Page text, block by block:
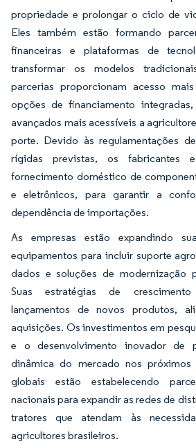
propriedade e prolongar o ciclo de
Eles também estão formando
financeiras e plataformas de
transformar os modelos
parcerias proporcionam acesso
opções de financiamento
avançados mais acessíveis a
porte. Devido às regulamentações
rígidas previstas, os fabricantes
fornecimento doméstico de
e eletrônicos, para garantir a
dependência de importações.
As empresas estão expandindo
equipamentos para incluir suporte
dados e soluções de modernização
Suas estratégias de
lançamentos de novos produtos,
aquisições. Os investimentos em
e o desenvolvimento inovador de
dinâmica do mercado nos próximos
globais estão estabelecendo
nacionais para expandir as redes de
tratores que atendam às
agricultores brasileiros.